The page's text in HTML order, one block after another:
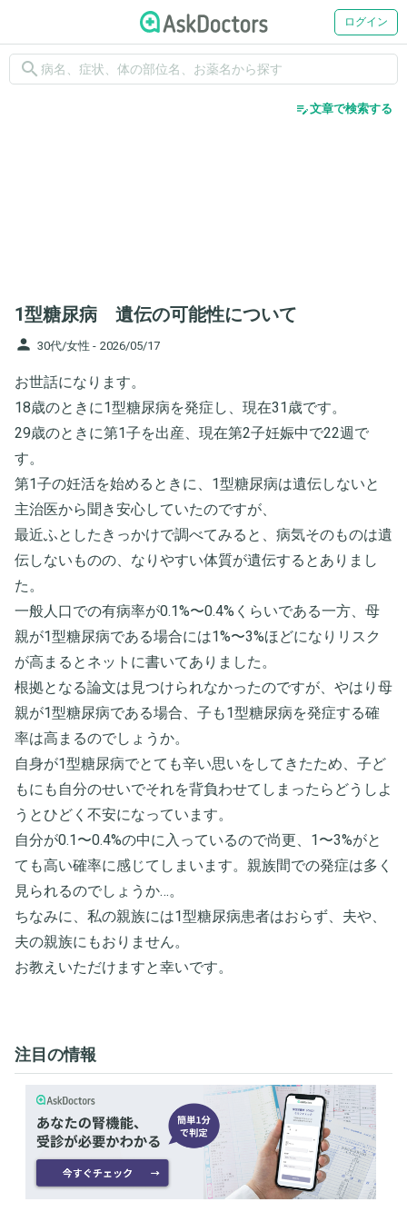
ログイン
search
edit_note文章で検索する
1型糖尿病 遺伝の可能性について
person 30代/女性 - 2026/05/17
お世話になります。
18歳のときに1型糖尿病を発症し、現在31歳です。
29歳のときに第1子を出産、現在第2子妊娠中で22週で
す。
第1子の妊活を始めるときに、1型糖尿病は遺伝しないと
主治医から聞き安心していたのですが、
最近ふとしたきっかけで調べてみると、病気そのものは遺
伝しないものの、なりやすい体質が遺伝するとありまし
た。
一般人口での有病率が0.1%〜0.4%くらいである一方、母
親が1型糖尿病である場合には1%〜3%ほどになりリスク
が高まるとネットに書いてありました。
根拠となる論文は見つけられなかったのですが、やはり母
親が1型糖尿病である場合、子も1型糖尿病を発症する確
率は高まるのでしょうか。
自身が1型糖尿病でとても辛い思いをしてきたため、子ど
もにも自分のせいでそれを背負わせてしまったらどうしよ
うとひどく不安になっています。
自分が0.1〜0.4%の中に入っているので尚更、1〜3%がと
ても高い確率に感じてしまいます。親族間での発症は多く
見られるのでしょうか…。
ちなみに、私の親族には1型糖尿病患者はおらず、夫や、
夫の親族にもおりません。
お教えいただけますと幸いです。
注目の情報